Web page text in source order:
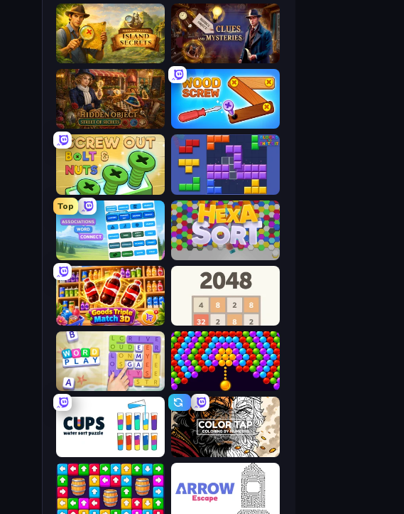
Hidden Object: Clues and Mysteries
Hidden Objects: Island Secrets
Wood Screw: Bolts Puzzle
Hidden Object: Street Of Secrets
Blocks and that’s it
Screw Out: Bolts and Nuts
Hexa Sort
Top
Associations - Word Connect
2048
Goods Triple Match 3D
Bubble Story
Word Play
Color Tap: Coloring by Numbers